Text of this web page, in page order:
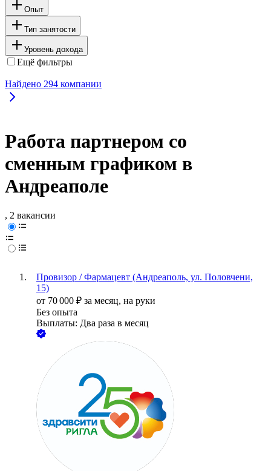
Опыт
Тип занятости
Уровень дохода
Ещё фильтры
Найдено 294 компании
Работа партнером со
сменным графиком в
Андреаполе
, 2 вакансии
Провизор / Фармацевт (Андреаполь, ул. Половчени,
15)
от 70 000 ₽ за месяц, на руки
Без опыта
Выплаты: Два раза в месяц